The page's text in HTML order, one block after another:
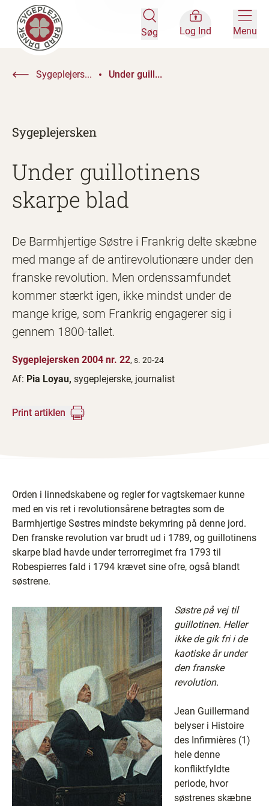
Søg Log Ind Menu
Sygeplejers... Under guill...
Sygeplejersken
Under guillotinens
skarpe blad
De Barmhjertige Søstre i Frankrig delte skæbne
med mange af de antirevolutionære under den
franske revolution. Men ordenssamfundet
kommer stærkt igen, ikke mindst under de
mange krige, som Frankrig engagerer sig i
gennem 1800-tallet.
Sygeplejersken 2004 nr. 22, s. 20-24
Af: Pia Loyau, sygeplejerske, journalist
Print artiklen
Orden i linnedskabene og regler for vagtskemaer kunne
med en vis ret i revolutionsårene betragtes som de
Barmhjertige Søstres mindste bekymring på denne jord.
Den franske revolution var brudt ud i 1789, og guillotinens
skarpe blad havde under terrorregimet fra 1793 til
Robespierres fald i 1794 krævet sine ofre, også blandt
søstrene.
Søstre på vej til
guillotinen. Heller
ikke de gik fri i de
kaotiske år under
den franske
revolution.
Jean Guillermand
belyser i Histoire
des Infirmières (1)
hele denne
konfliktfyldte
periode, hvor
søstrenes skæbne